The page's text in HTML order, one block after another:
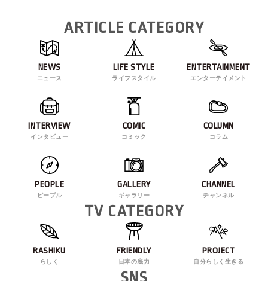
ARTICLE CATEGORY
NEWS
ニュース
LIFE STYLE
ライフスタイル
ENTERTAINMENT
エンターテイメント
INTERVIEW
インタビュー
COMIC
コミック
COLUMN
コラム
PEOPLE
ピープル
GALLERY
ギャラリー
CHANNEL
チャンネル
TV CATEGORY
RASHIKU
らしく
FRIENDLY
日本の底力
PROJECT
自分らしく生きる